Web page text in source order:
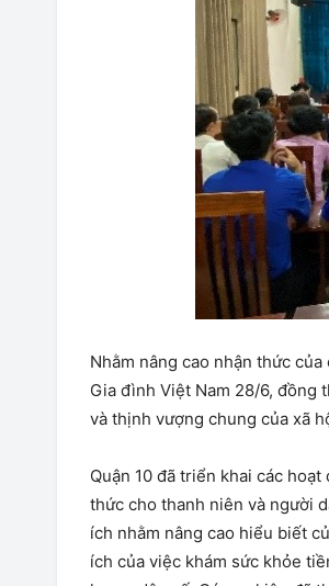
Nhằm nâng cao nhận thức
Gia đình Việt Nam 28/6, đồng
và thịnh vượng chung của xã
Quận 10 đã triển khai các
thức cho thanh niên và người
ích nhằm nâng cao hiểu biết
ích của việc khám sức khỏe